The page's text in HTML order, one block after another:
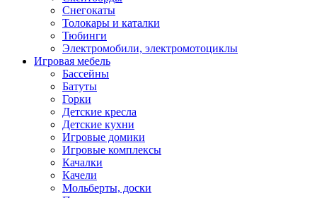
Снегокаты
Толокары и каталки
Тюбинги
Электромобили, электромотоциклы
Игровая мебель
Бассейны
Батуты
Горки
Детские кресла
Детские кухни
Игровые домики
Игровые комплексы
Качалки
Качели
Мольберты, доски